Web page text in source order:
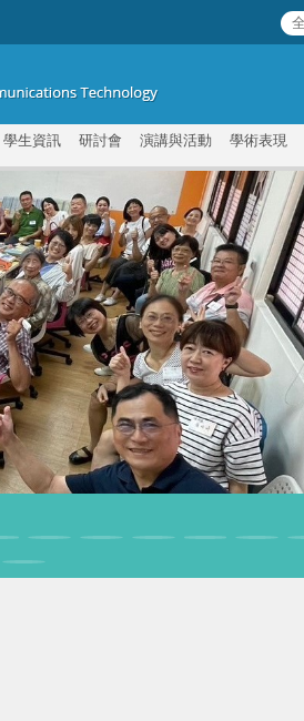
學生資訊 研討會 演講與活動 學術表現